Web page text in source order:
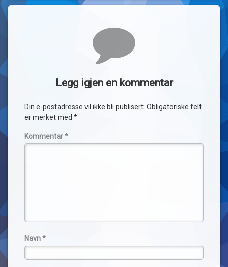
Legg igjen en kommentar
Din e-postadresse vil ikke bli publisert. Obligatoriske felt
er merket med *
Kommentar*
Navn*